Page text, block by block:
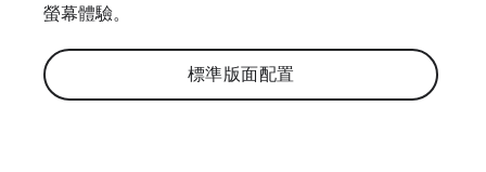
螢幕體驗。
標準版面配置